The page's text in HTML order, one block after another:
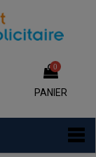
0
PANIER